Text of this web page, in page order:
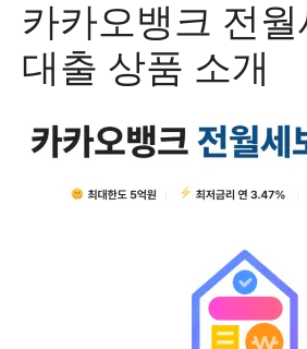
카카오뱅크 전
대출 상품 소개